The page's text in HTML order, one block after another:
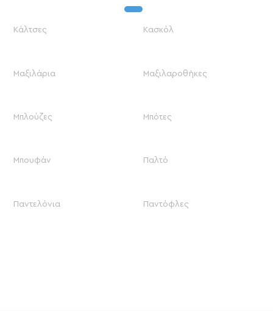
Κάλτσες Κασκόλ
Μαξιλάρια Μαξιλαροθήκες
Μπλούζες Μπότες
Μπουφάν Παλτό
Παντελόνια Παντόφλες